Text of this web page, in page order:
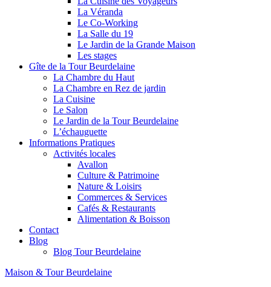
La Véranda
Le Co-Working
La Salle du 19
Le Jardin de la Grande Maison
Les stages
Gîte de la Tour Beurdelaine
La Chambre du Haut
La Chambre en Rez de jardin
La Cuisine
Le Salon
Le Jardin de la Tour Beurdelaine
L’échauguette
Informations Pratiques
Activités locales
Avallon
Culture & Patrimoine
Nature & Loisirs
Commerces & Services
Cafés & Restaurants
Alimentation & Boisson
Contact
Blog
Blog Tour Beurdelaine
Maison & Tour Beurdelaine